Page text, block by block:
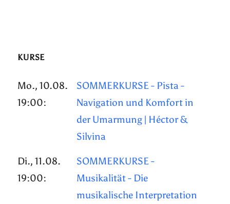
KURSE
Mo., 10.08.
19:00:
SOMMERKURSE - Pista -
Navigation und Komfort in
der Umarmung | Héctor &
Silvina
Di., 11.08.
19:00:
SOMMERKURSE -
Musikalität - Die
musikalische Interpretation